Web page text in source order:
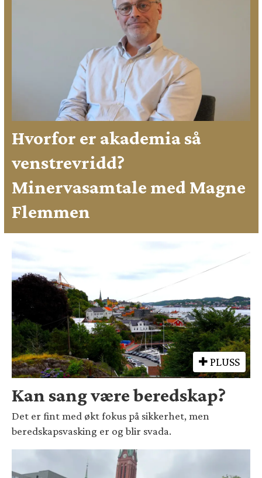
Hvorfor er akademia så
venstrevridd?
Minervasamtale med Magne
Flemmen
PLUSS
Kan sang være beredskap?
Det er fint med økt fokus på sikkerhet, men
beredskapsvasking er og blir svada.